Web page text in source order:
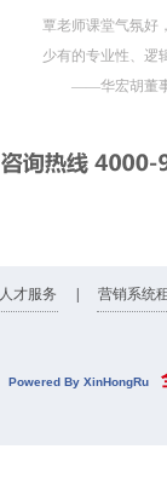
覃老师课堂气氛好
少有的专业性、逻
——华宏胡董
人才服务
营销系统
Powered By XinHongRu